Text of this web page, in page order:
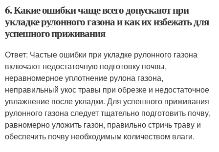
6. Какие ошибки чаще всего допускают при
укладке рулонного газона и как их избежать для
успешного приживания
Ответ: Частые ошибки при укладке рулонного газона
включают недостаточную подготовку почвы,
неравномерное уплотнение рулона газона,
неправильный укос травы при обрезке и недостаточное
увлажнение после укладки. Для успешного приживания
рулонного газона следует тщательно подготовить почву,
равномерно уложить газон, правильно стричь траву и
обеспечить почву необходимым количеством влаги.